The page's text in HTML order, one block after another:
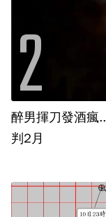
醉男揮刀發酒瘋
判2月